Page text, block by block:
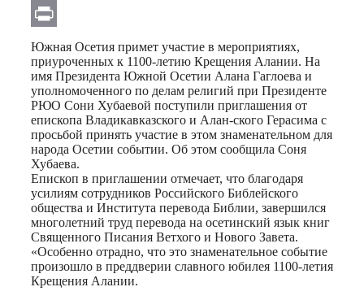
Email
Print
Южная Осетия примет участие в мероприятиях,
приуроченных к 1100-летию Крещения Алании. На
имя Президента Южной Осетии Алана Гаглоева и
уполномоченного по делам религий при Президенте
РЮО Сони Хубаевой поступили приглашения от
епископа Владикавказского и Алан-ского Герасима с
просьбой принять участие в этом знаменательном для
народа Осетии событии. Об этом сообщила Соня
Хубаева.
Епископ в приглашении отмечает, что благодаря
усилиям сотрудников Российского Библейского
общества и Института перевода Библии, завершился
многолетний труд перевода на осетинский язык книг
Священного Писания Ветхого и Нового Завета.
«Особенно отрадно, что это знаменательное событие
произошло в преддверии славного юбилея 1100-летия
Крещения Алании.